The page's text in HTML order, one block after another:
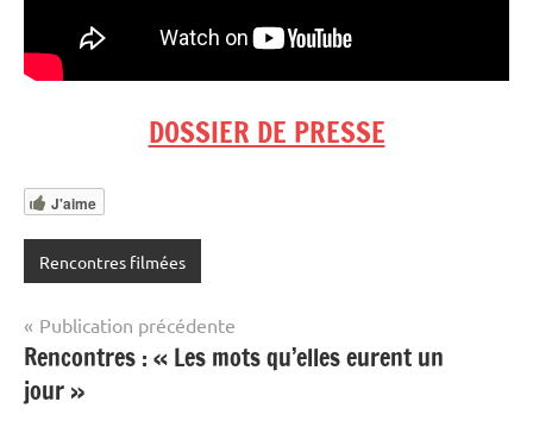
DOSSIER DE PRESSE
J'aime
Rencontres filmées
Navigation
de
l’article
Publication précédente
Rencontres : « Les mots qu’elles eurent un
jour »